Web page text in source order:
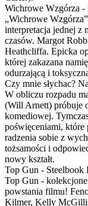
Wichrowe Wzgórza
„Wichrowe
interpretacja jednej z
czasów. Margot
Heathcliffa. Epicka
której zakazana
odurzającą i
Czy mnie słychac?
W obliczu rozpadu
(Will Arnett) próbuje
komediowej.
poświęceniami, które
radzenia sobie z
tożsamości i
nowy kształt.
Top Gun -
Top Gun -
powstania filmu!
Kilmer, Kelly